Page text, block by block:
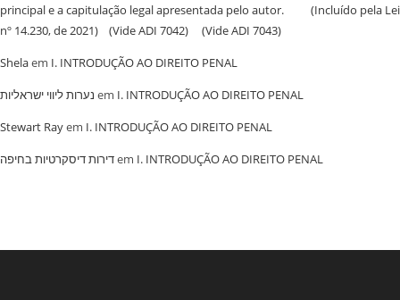
principal e a capitulação legal apresentada pelo autor. (Incluído pela Lei
nº 14.230, de 2021) (Vide ADI 7042) (Vide ADI 7043)
Shelaem I. INTRODUÇÃO AO DIREITO PENAL
נערות ליווי ישראליות em I. INTRODUÇÃO AO DIREITO PENAL
Stewart Rayem I. INTRODUÇÃO AO DIREITO PENAL
‏דירות דיסקרטיות בחיפהem I. INTRODUÇÃO AO DIREITO PENAL